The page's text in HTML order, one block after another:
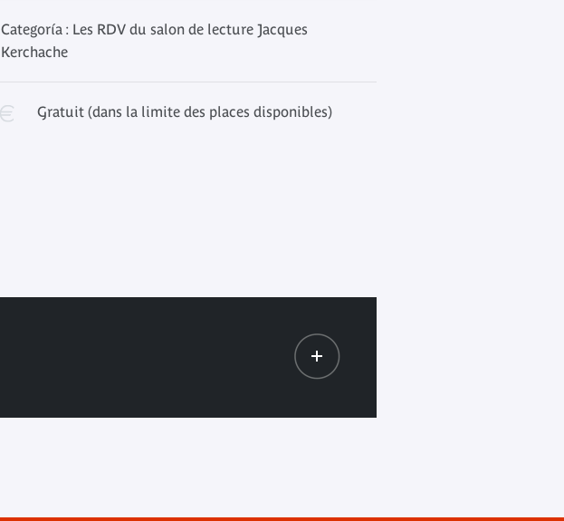
Categoría : Les RDV du salon de lecture Jacques
Kerchache
Gratuit (dans la limite des places disponibles)